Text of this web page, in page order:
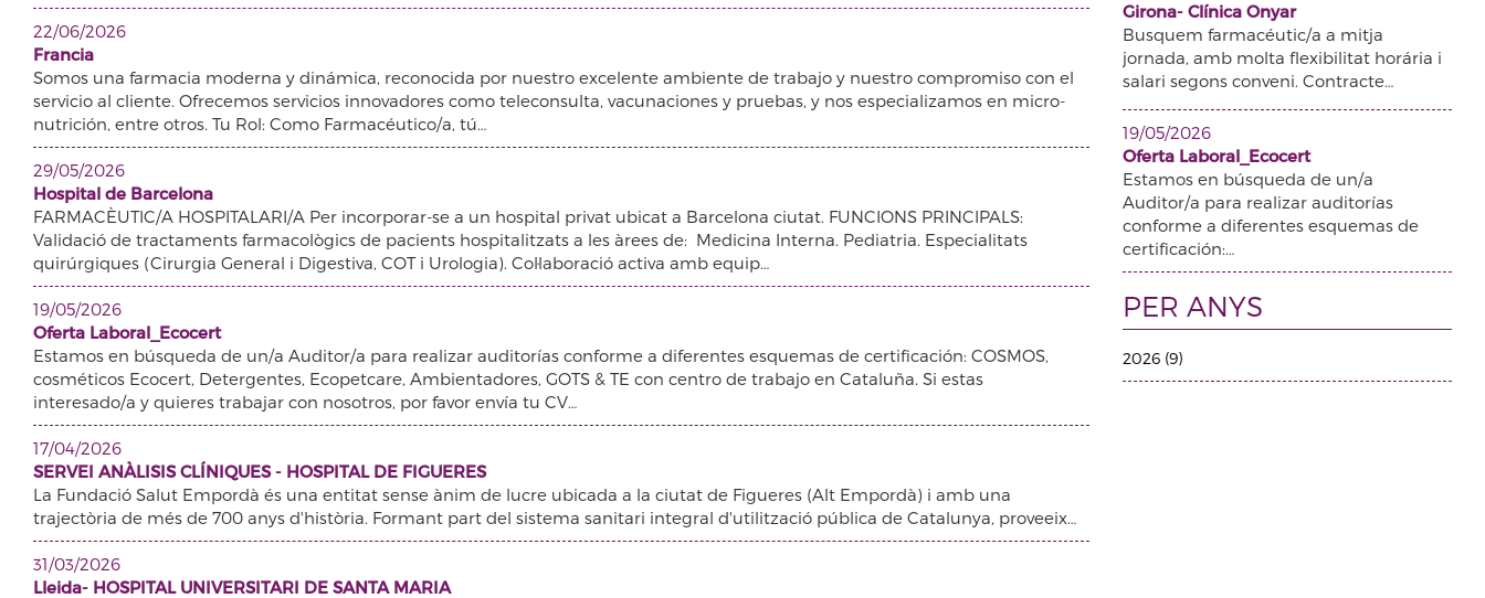
22/06/2026
Francia
Somos una farmacia moderna y dinámica, reconocida por nuestro excelente ambiente de trabajo y nuestro compromiso con el
servicio al cliente. Ofrecemos servicios innovadores como teleconsulta, vacunaciones y pruebas, y nos especializamos en micro-
nutrición, entre otros. Tu Rol: Como Farmacéutico/a, tú…
29/05/2026
Hospital de Barcelona
FARMACÈUTIC/A HOSPITALARI/A Per incorporar-se a un hospital privat ubicat a Barcelona ciutat. FUNCIONS PRINCIPALS:
Validació de tractaments farmacològics de pacients hospitalitzats a les àrees de: Medicina Interna. Pediatria. Especialitats
quirúrgiques (Cirurgia General i Digestiva, COT i Urologia). Col·laboració activa amb equip…
19/05/2026
Oferta Laboral_Ecocert
Estamos en búsqueda de un/a Auditor/a para realizar auditorías conforme a diferentes esquemas de certificación: COSMOS,
cosméticos Ecocert, Detergentes, Ecopetcare, Ambientadores, GOTS & TE con centro de trabajo en Cataluña. Si estas
interesado/a y quieres trabajar con nosotros, por favor envía tu CV…
17/04/2026
SERVEI ANÀLISIS CLÍNIQUES - HOSPITAL DE FIGUERES
La Fundació Salut Empordà és una entitat sense ànim de lucre ubicada a la ciutat de Figueres (Alt Empordà) i amb una
trajectòria de més de 700 anys d'història. Formant part del sistema sanitari integral d'utilització pública de Catalunya, proveeix…
31/03/2026
Lleida- HOSPITAL UNIVERSITARI DE SANTA MARIA
Girona- Clínica Onyar
Busquem farmacéutic/a a mitja
jornada, amb molta flexibilitat horária i
salari segons conveni. Contracte…
19/05/2026
Oferta Laboral_Ecocert
Estamos en búsqueda de un/a
Auditor/a para realizar auditorías
conforme a diferentes esquemas de
certificación:…
PER ANYS
2026 (9)